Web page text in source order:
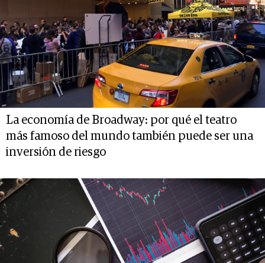
La economía de Broadway: por qué el teatro
más famoso del mundo también puede ser una
inversión de riesgo